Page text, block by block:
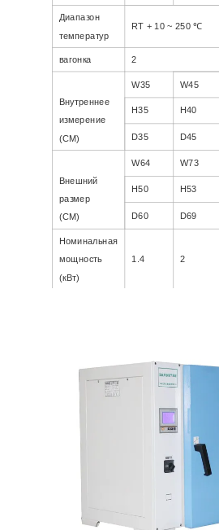
Диапазон
температур
RT + 10 ~ 250 ℃
вагонка 2
Внутреннее
измерение
(СМ)
W35 W45
H35 H40
D35 D45
Внешний
размер
(СМ)
W64 W73
H50 H53
D60 D69
Номинальная
мощность
(кВт)
1.4 2